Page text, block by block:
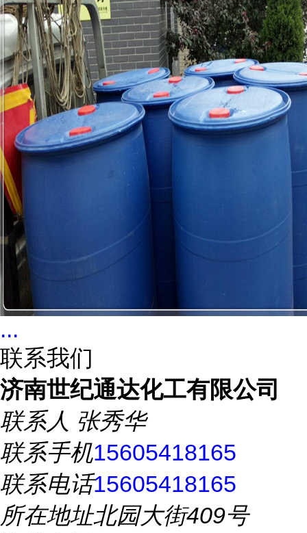
...
联系我们
济南世纪通达化工有限公司
联系人 张秀华
联系手机15605418165
联系电话15605418165
所在地址北园大街409号